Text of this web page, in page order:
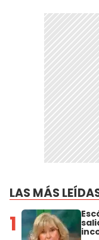
LAS MÁS
1